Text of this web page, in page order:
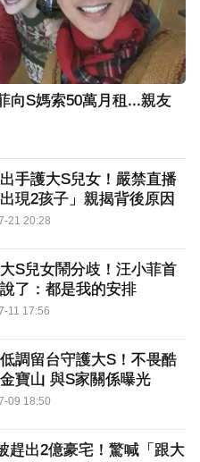
向S媽索50萬月租...親友
手護大S兒女！嚴禁直播
現2孩子」親揭背後原因
21 20:28
S兒女鬧分歧！汪小菲首
了：都是我的安排
11 17:56
調留台守護大S！不畏酷
寶山 與S家關係曝光
09 18:50
趕出2億豪宅！驚喊「跟大